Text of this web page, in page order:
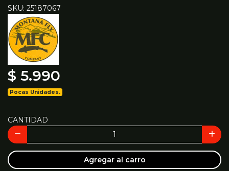
SKU: 25187067
$ 5.990
Pocas Unidades.
CANTIDAD
Agregar al carro